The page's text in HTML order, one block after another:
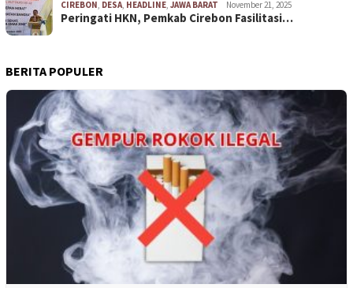
CIREBON, DESA, HEADLINE, JAWA BARAT November 21, 2025
Peringati HKN, Pemkab Cirebon Fasilitasi…
BERITA POPULER